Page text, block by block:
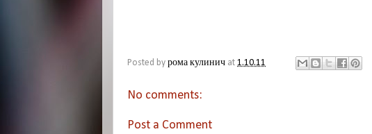
Posted by рома кулинич at 1.10.11
No comments:
Post a Comment